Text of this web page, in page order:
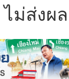
ไม่ส่งผล